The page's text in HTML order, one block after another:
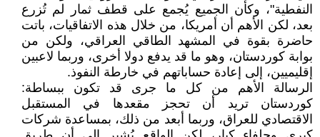
النفطية"، وكأن الجميع يُجمع على قطف ثمار لم تُزرع
بعد، لكن الأهم أن أمريكا، من خلال هذه الاتفاقيات، باتت
حاضرة بقوة في المشهد الطاقي العراقي، ولكن من
بوابة كوردستان، وهو ما قد يدفع دولا أخرى، وربما لاعبين
إقليميين، إلى إعادة حساباتهم في خارطة النفوذ.
الرسالة الأهم من كل ما جرى قد تكون ببساطة:
كوردستان تريد أن تحجز مقعدها في المستقبل
الاقتصادي للعراق، وربما أبعد من ذلك، بمساعدة شركات